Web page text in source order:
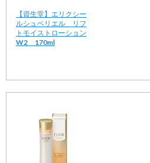
【資生堂】エリクシー
ルシュペリエル リフ
トモイストローション
W2 170ml